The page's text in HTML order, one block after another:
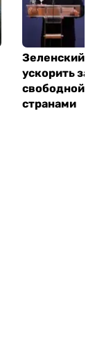
Зеленский
ускорить
свободной
странами